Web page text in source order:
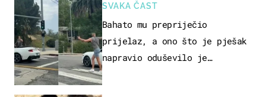
SVAKA ČAST
Bahato mu prepriječio
prijelaz, a ono što je pješak
napravio oduševilo je